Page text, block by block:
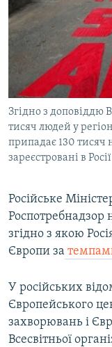
ДЕПОРТАЦІЯ
ВІДЕОУРОКИ «ELIFBE»
СВІДЧЕННЯ ОКУПАЦІЇ
УКРАЇНСЬКА
ІНФОГРАФІКА
ЯК ОБІЙТИ
Русский
Qırımtatar
ДОЛУЧАЙСЯ!
Згідно з доповіддю
тисяч людей у
припадає 130 тисяч
зареєстровані в Росії
Російське
Роспотребнадзор
згідно з якою
Європи за
У російських
Європейського
захворювань і
Всесвітньої